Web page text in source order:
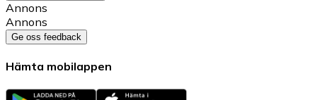
Annons
Annons
Ge oss feedback
Hämta mobilappen